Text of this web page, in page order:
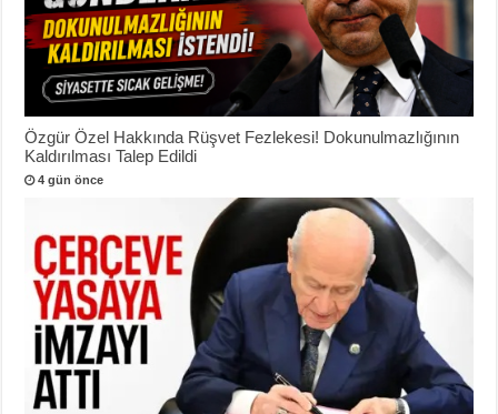
Özgür Özel Hakkında Rüşvet Fezlekesi! Dokunulmazlığının
Kaldırılması Talep Edildi
4 gün önce